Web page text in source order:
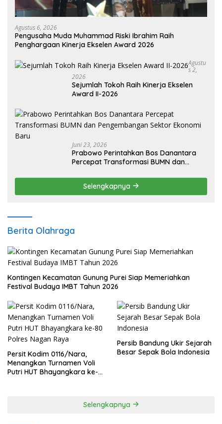
Agustus 6, 2026
Pengusaha Muda Muhammad Riski Ibrahim Raih
Penghargaan Kinerja Ekselen Award 2026
Agustu
S 2,
2026
Sejumlah Tokoh Raih Kinerja Ekselen
Award II-2026
Juni 23, 2026
Prabowo Perintahkan Bos Danantara
Percepat Transformasi BUMN dan
Selengkapnya
Berita Olahraga
Kontingen Kecamatan Gunung Purei Siap Memeriahkan
Festival Budaya IMBT Tahun 2026
Persit Kodim 0116/Nara,
Menangkan Turnamen Voli
Putri HUT Bhayangkara ke-
Persib Bandung Ukir Sejarah
Besar Sepak Bola Indonesia
Selengkapnya